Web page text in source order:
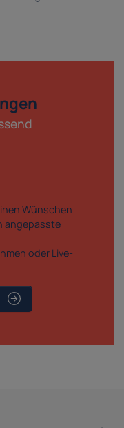
Wünschen
angepasste
oder Live-